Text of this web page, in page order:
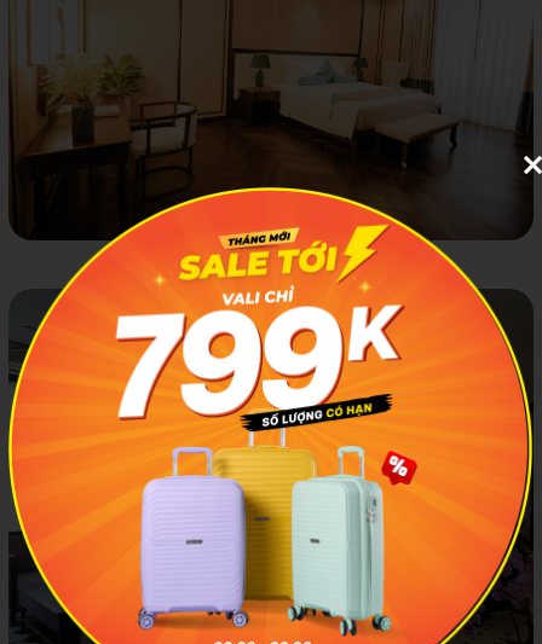
Phòng ngủ sang trọng của President Suite